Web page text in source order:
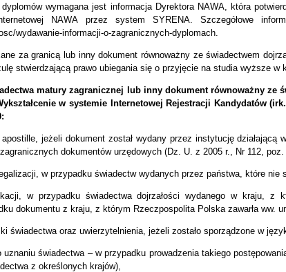
dyplomów wymagana jest informacja Dyrektora NAWA, która
NAWA przez system SYRENA. Szczegółowe
wydawanie-informacji-o-zagranicznych-dyplomach.
za granicą lub inny dokument równoważny ze świadectwem
stwierdzającą prawo ubiegania się o przyjęcie na studia wyższe w
matury zagranicznej lub inny dokument równoważny ze
w systemie Internetowej Rejestracji Kandydatów
jeżeli dokument został wydany przez instytucję
dokumentów urzędowych (Dz. U. z 2005 r., Nr 112, poz.
w przypadku świadectw wydanych przez państwa, które
w przypadku świadectwa dojrzałości wydanego w kraju, z
dokumentu z kraju, z którym Rzeczpospolita Polska zawarła ww.
świadectwa oraz uwierzytelnienia, jeżeli zostało sporządzone w
świadectwa – w przypadku prowadzenia takiego
z określonych krajów),